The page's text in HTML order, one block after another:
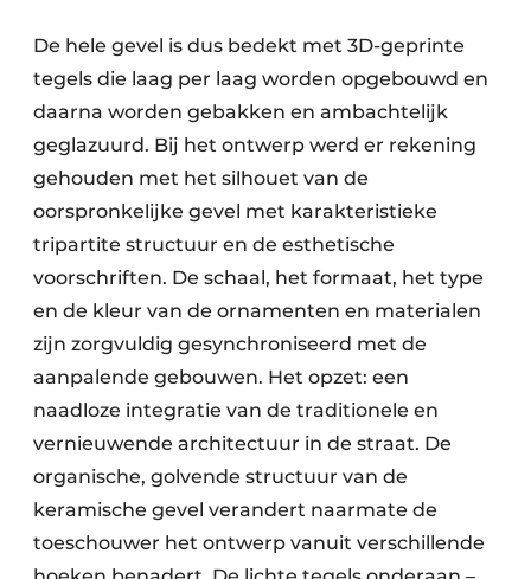
De hele gevel is dus bedekt met 3D-geprinte
tegels die laag per laag worden opgebouwd en
daarna worden gebakken en ambachtelijk
geglazuurd. Bij het ontwerp werd er rekening
gehouden met het silhouet van de
oorspronkelijke gevel met karakteristieke
tripartite structuur en de esthetische
voorschriften. De schaal, het formaat, het type
en de kleur van de ornamenten en materialen
zijn zorgvuldig gesynchroniseerd met de
aanpalende gebouwen. Het opzet: een
naadloze integratie van de traditionele en
vernieuwende architectuur in de straat. De
organische, golvende structuur van de
keramische gevel verandert naarmate de
toeschouwer het ontwerp vanuit verschillende